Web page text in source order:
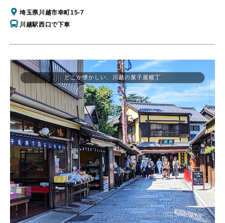
埼玉県川越市幸町15-7
川越駅西口で下車
どこか懐かしい、川越の菓子屋横丁